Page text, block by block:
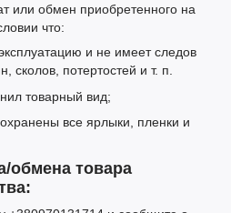
или обмен приобретенного на
что:
и не имеет следов
сколов, потертостей и т. п.
товарный вид;
все ярлыки, пленки и
обмена товара